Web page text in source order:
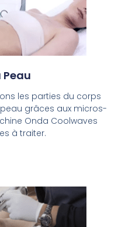
Peau
les parties du corps
grâces aux micros-
Onda Coolwaves
à traiter.